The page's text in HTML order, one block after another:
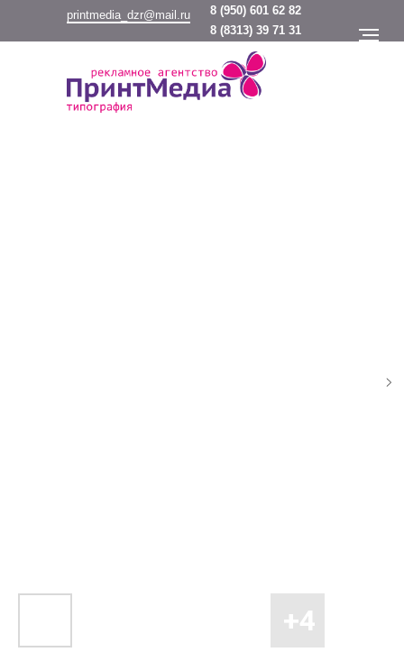
8 (950) 601 62 82
printmedia_dzr@mail.ru
8 (8313) 39 71 31